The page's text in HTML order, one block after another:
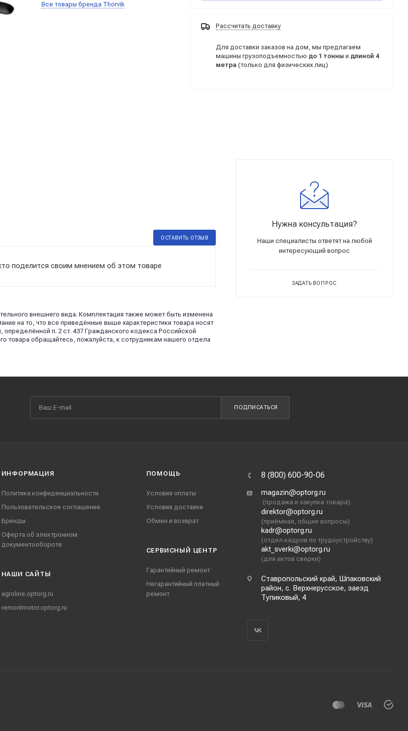
Все товары бренда Thorvik
Рассчитать доставку
Для доставки заказов на дом, мы предлагаем
машины грузоподъемностью до 1 тонны и длиной 4
метра (только для физических лиц)
ОСТАВИТЬ ОТЗЫВ
поделится своим мнением об этом товаре
внешнего вида. Комплектация также может быть изменена
на то, что все приведённые выше характеристики товара носят
п. 2 ст. 437 Гражданского кодекса Российской
товара обращайтесь, пожалуйста, к сотрудникам нашего отдела
Нужна консультация?
Наши специалисты ответят на любой
интересующий вопрос
ЗАДАТЬ ВОПРОС
ПОДПИСАТЬСЯ
ИНФОРМАЦИЯ
Политика конфиденциальности
Пользовательское соглашение
Бренды
Оферта об электронном
документообороте
НАШИ CАЙТЫ
agroline.optorg.ru
remontmotor.optorg.ru
ПОМОЩЬ
Условия оплаты
Условия доставки
Обмен и возврат
СЕРВИСНЫЙ ЦЕНТР
Гарантийный ремонт
Негарантийный платный
ремонт
8 (800) 600-90-06
magazin@optorg.ru
(продажа и закупка товара)
direktor@optorg.ru
(приёмная, общие вопросы)
kadr@optorg.ru
(отдел кадров по трудоустройству)
akt_sverki@optorg.ru
(для актов сверки)
Ставропольский край, Шпаковский
район, с. Верхнерусское, заезд
Тупиковый, 4